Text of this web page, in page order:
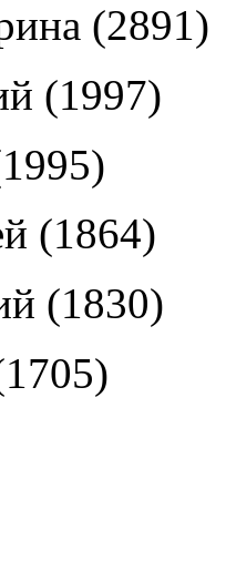
(2891)
(1997)
(1864)
(1830)